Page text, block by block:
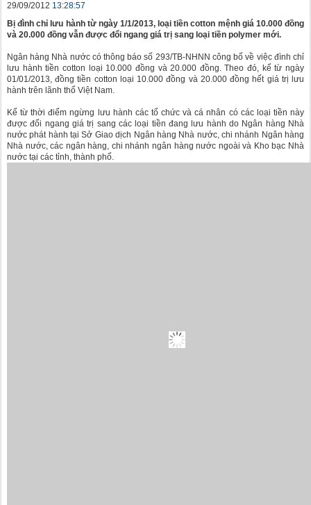
29/09/2012 13:28:57
Bị đình chỉ lưu hành từ ngày 1/1/2013, loại tiền cotton mệnh giá 10.000 đồng
và 20.000 đồng vẫn được đổi ngang giá trị sang loại tiền polymer mới.
Ngân hàng Nhà nước có thông báo số 293/TB-NHNN công bố về việc đình chỉ
lưu hành tiền cotton loại 10.000 đồng và 20.000 đồng. Theo đó, kể từ ngày
01/01/2013, đồng tiền cotton loại 10.000 đồng và 20.000 đồng hết giá trị lưu
hành trên lãnh thổ Việt Nam.
Kể từ thời điểm ngừng lưu hành các tổ chức và cá nhân có các loại tiền này
được đổi ngang giá trị sang các loại tiền đang lưu hành do Ngân hàng Nhà
nước phát hành tại Sở Giao dịch Ngân hàng Nhà nước, chi nhánh Ngân hàng
Nhà nước, các ngân hàng, chi nhánh ngân hàng nước ngoài và Kho bạc Nhà
nước tại các tỉnh, thành phố.